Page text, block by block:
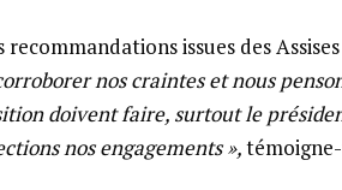
recommandations issues des
nos craintes et nous
doivent faire, surtout le
nos engagements »,